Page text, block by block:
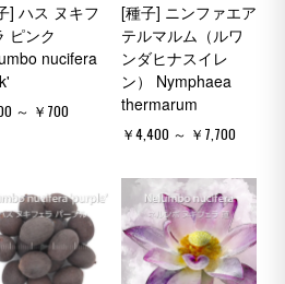
] ハス ヌキフ
ピンク
nucifera
～ ￥700
[種子] ニンファエア
テルマルム（ルワ
ンダヒナスイレ
ン） Nymphaea
thermarum
￥4,400 ～ ￥7,700